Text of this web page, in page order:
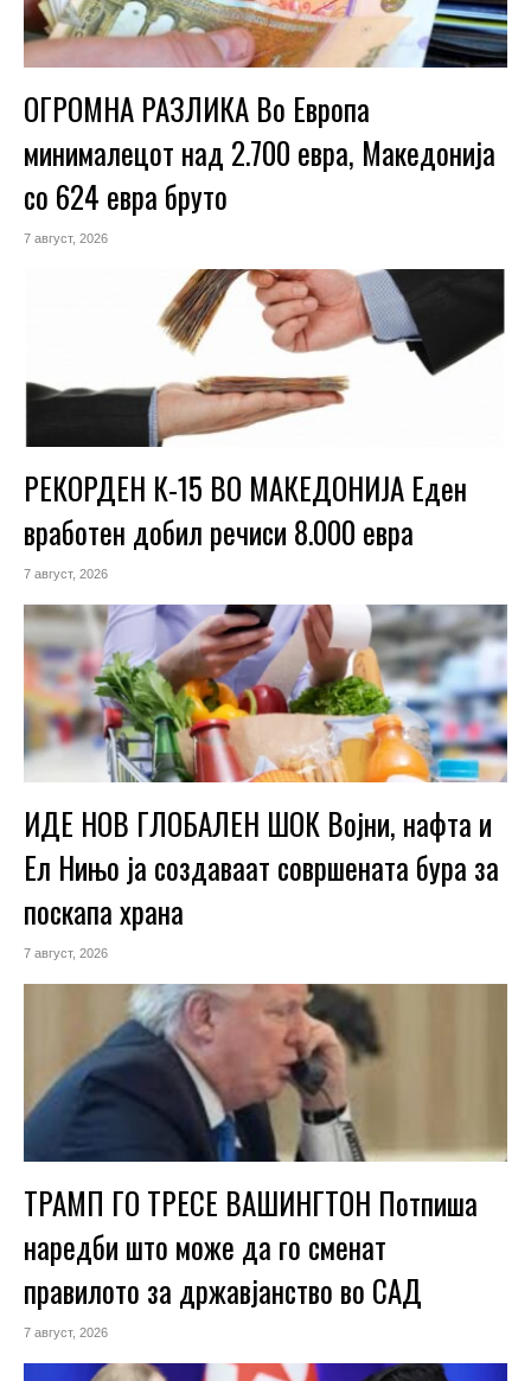
ОГРОМНА РАЗЛИКА Во Европа
минималецот над 2.700 евра, Македонија
со 624 евра бруто
7 август, 2026
РЕКОРДЕН К-15 ВО МАКЕДОНИЈА Еден
вработен добил речиси 8.000 евра
7 август, 2026
ИДЕ НОВ ГЛОБАЛЕН ШОК Војни, нафта и
Ел Нињо ја создаваат совршената бура за
поскапа храна
7 август, 2026
ТРАМП ГО ТРЕСЕ ВАШИНГТОН Потпиша
наредби што може да го сменат
правилото за државјанство во САД
7 август, 2026